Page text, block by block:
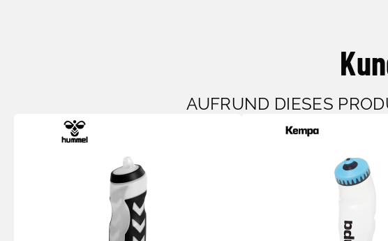
AUFRUND DIESES